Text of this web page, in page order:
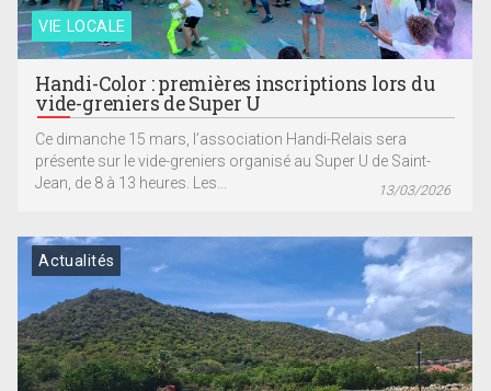
VIE LOCALE
Handi-Color : premières inscriptions lors du
vide-greniers de Super U
Ce dimanche 15 mars, l’association Handi-Relais sera
présente sur le vide-greniers organisé au Super U de Saint-
Jean, de 8 à 13 heures. Les...
13/03/2026
Actualités